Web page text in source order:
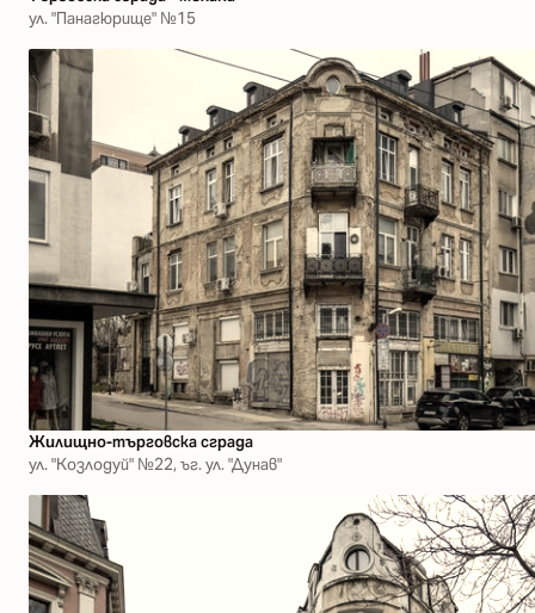
ул. "Панагюрище" №15
Жилищно-търговска сграда
ул. "Козлодуй" №22, ъг. ул. "Дунав"